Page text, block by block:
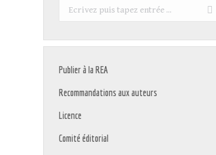
Recherche
Publier à la REA
Recommandations aux auteurs
Licence
Comité éditorial